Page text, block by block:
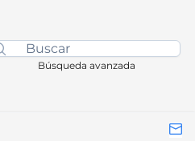
Búsqueda avanzada